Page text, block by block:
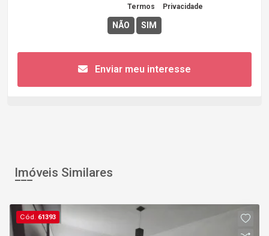
Termos Privacidade
Enviar meu interesse
Imóveis Similares
Cód. 61393